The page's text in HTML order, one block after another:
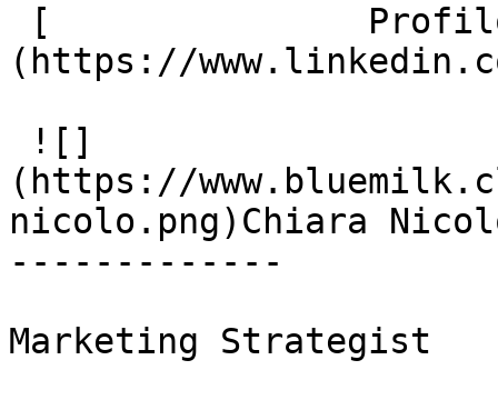
(https://
(https://
nicolo.png)Chiara
-------------
Marketing Strategist